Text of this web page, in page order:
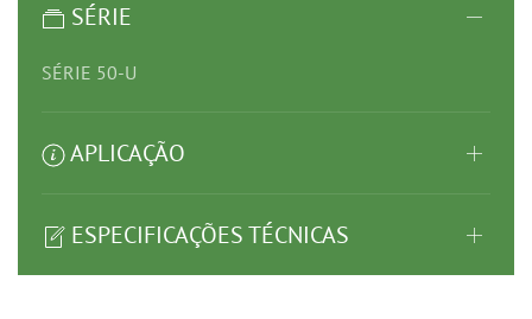
SÉRIE
SÉRIE 50-U
APLICAÇÃO
ESPECIFICAÇÕES TÉCNICAS